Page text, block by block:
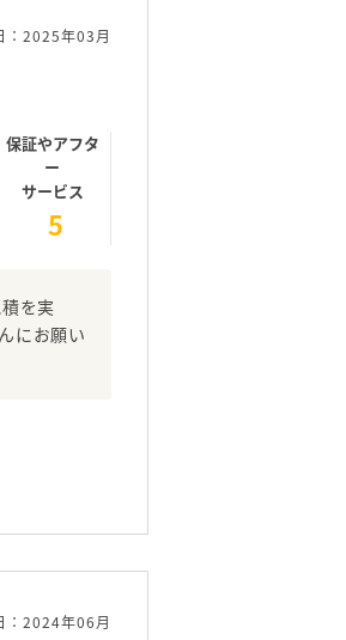
：2025年03月
保証やアフタ
ー
サービス
5
を実
にお願い
：2024年06月